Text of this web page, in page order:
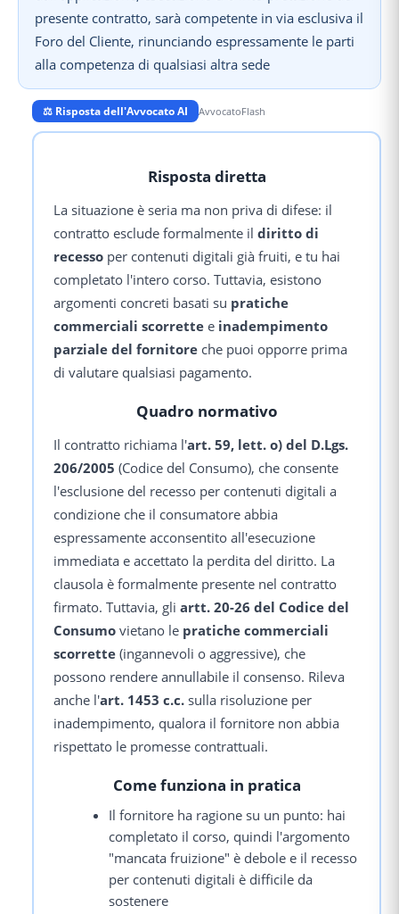
⚖️ Risposta dell'Avvocato AI AvvocatoFlash
Risposta diretta
La situazione è seria ma non priva di difese: il
contratto esclude formalmente il diritto di
recesso per contenuti digitali già fruiti, e tu hai
completato l'intero corso. Tuttavia, esistono
argomenti concreti basati su pratiche
commerciali scorrette e inadempimento
parziale del fornitore che puoi opporre prima
di valutare qualsiasi pagamento.
Quadro normativo
Il contratto richiama l'art. 59, lett. o) del D.Lgs.
206/2005 (Codice del Consumo), che consente
l'esclusione del recesso per contenuti digitali a
condizione che il consumatore abbia
espressamente acconsentito all'esecuzione
immediata e accettato la perdita del diritto. La
clausola è formalmente presente nel contratto
firmato. Tuttavia, gli artt. 20-26 del Codice del
Consumo vietano le pratiche commerciali
scorrette (ingannevoli o aggressive), che
possono rendere annullabile il consenso. Rileva
anche l'art. 1453 c.c. sulla risoluzione per
inadempimento, qualora il fornitore non abbia
rispettato le promesse contrattuali.
Come funziona in pratica
Il fornitore ha ragione su un punto: hai
completato il corso, quindi l'argomento
"mancata fruizione" è debole e il recesso
per contenuti digitali è difficile da
sostenere